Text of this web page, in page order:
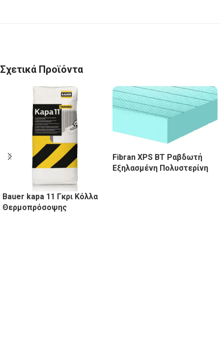
Σχετικά Προϊόντα
Bauer kapa 11 Γκρι Κόλλα
Θερμοπρόσοψης
Fibran XPS BT Ραβδωτή
Εξηλασμένη Πολυστερίνη